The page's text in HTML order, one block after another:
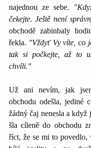
najednou ze sebe.
čekejte. Ještě není
obchodě zabinbaly
řekla. "Vždyť Vy víte, co
tak si počkejte, až to
chvíli."
Už ani nevím, jak
obchodu odešla, jediné
žádný čaj nenesla a když
šla cíleně do obchodu
říct, že se mi to povedlo,